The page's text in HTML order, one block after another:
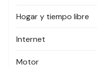
Hogar y tiempo libre
Internet
Motor